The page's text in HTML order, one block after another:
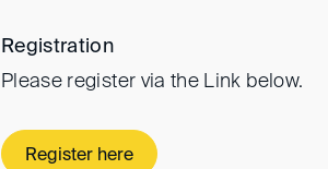
Registration
Please register via the Link below.
Register here